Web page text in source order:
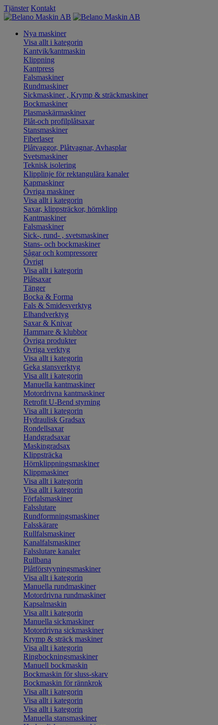
Tjänster Kontakt
Nya maskiner
Visa allt i kategorin
Kantvik/kantmaskin
Klippning
Kantpress
Falsmaskiner
Rundmaskiner
Sickmaskiner , Krymp & sträckmaskiner
Bockmaskiner
Plasmaskärmaskiner
Plåt-och profilplåtsaxar
Stansmaskiner
Fiberlaser
Plåtvaggor, Plåtvagnar, Avhasplar
Svetsmaskiner
Teknisk isolering
Klipplinje för rektangulära kanaler
Kapmaskiner
Övriga maskiner
Visa allt i kategorin
Saxar, klippsträckor, hörnklipp
Kantmaskiner
Falsmaskiner
Sick-, rund- , svetsmaskiner
Stans- och bockmaskiner
Sågar och kompressorer
Övrigt
Visa allt i kategorin
Plåtsaxar
Tänger
Bocka & Forma
Fals & Smidesverktyg
Elhandverktyg
Saxar & Knivar
Hammare & klubbor
Övriga produkter
Övriga verktyg
Visa allt i kategorin
Geka stansverktyg
Visa allt i kategorin
Manuella kantmaskiner
Motordrivna kantmaskiner
Retrofit U-Bend styrning
Visa allt i kategorin
Hydraulisk Gradsax
Rondellsaxar
Handgradsaxar
Maskingradsax
Klippsträcka
Hörnklippningsmaskiner
Klippmaskiner
Visa allt i kategorin
Visa allt i kategorin
Förfalsmaskiner
Falsslutare
Rundformningsmaskiner
Falsskärare
Rullfalsmaskiner
Kanalfalsmaskiner
Falsslutare kanaler
Rullbana
Plåtförstyvningsmaskiner
Visa allt i kategorin
Manuella rundmaskiner
Motordrivna rundmaskiner
Kapsalmaskin
Visa allt i kategorin
Manuella sickmaskiner
Motordrivna sickmaskiner
Krymp & sträck maskiner
Visa allt i kategorin
Ringbockningsmaskiner
Manuell bockmaskin
Bockmaskin för sluss-skarv
Bockmaskin för rännkrok
Visa allt i kategorin
Visa allt i kategorin
Visa allt i kategorin
Manuella stansmaskiner